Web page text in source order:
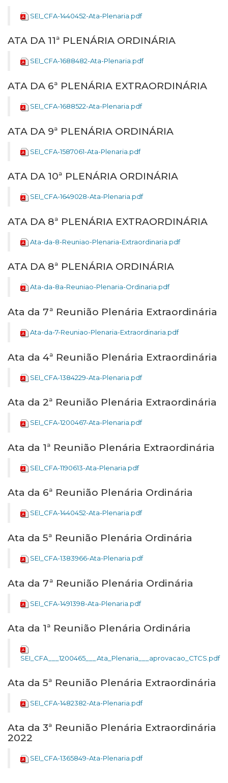
SEI_CFA-1440452-Ata-Plenaria.pdf
ATA DA 11ª PLENÁRIA ORDINÁRIA
SEI_CFA-1688482-Ata-Plenaria.pdf
ATA DA 6ª PLENÁRIA EXTRAORDINÁRIA
SEI_CFA-1688522-Ata-Plenaria.pdf
ATA DA 9ª PLENÁRIA ORDINÁRIA
SEI_CFA-1587061-Ata-Plenaria.pdf
ATA DA 10ª PLENÁRIA ORDINÁRIA
SEI_CFA-1649028-Ata-Plenaria.pdf
ATA DA 8ª PLENÁRIA EXTRAORDINÁRIA
Ata-da-8-Reuniao-Plenaria-Extraordinaria.pdf
ATA DA 8ª PLENÁRIA ORDINÁRIA
Ata-da-8a-Reuniao-Plenaria-Ordinaria.pdf
Ata da 7ª Reunião Plenária Extraordinária
Ata-da-7-Reuniao-Plenaria-Extraordinaria.pdf
Ata da 4ª Reunião Plenária Extraordinária
SEI_CFA-1384229-Ata-Plenaria.pdf
Ata da 2ª Reunião Plenária Extraordinária
SEI_CFA-1200467-Ata-Plenaria.pdf
Ata da 1ª Reunião Plenária Extraordinária
SEI_CFA-1190613-Ata-Plenaria.pdf
Ata da 6ª Reunião Plenária Ordinária
SEI_CFA-1440452-Ata-Plenaria.pdf
Ata da 5ª Reunião Plenária Ordinária
SEI_CFA-1383966-Ata-Plenaria.pdf
Ata da 7ª Reunião Plenária Ordinária
SEI_CFA-1491398-Ata-Plenaria.pdf
Ata da 1ª Reunião Plenária Ordinária
SEI_CFA___1200465___Ata_Plenaria___aprovacao_CTCS.pdf
Ata da 5ª Reunião Plenária Extraordinária
SEI_CFA-1482382-Ata-Plenaria.pdf
Ata da 3ª Reunião Plenária Extraordinária
2022
SEI_CFA-1365849-Ata-Plenaria.pdf